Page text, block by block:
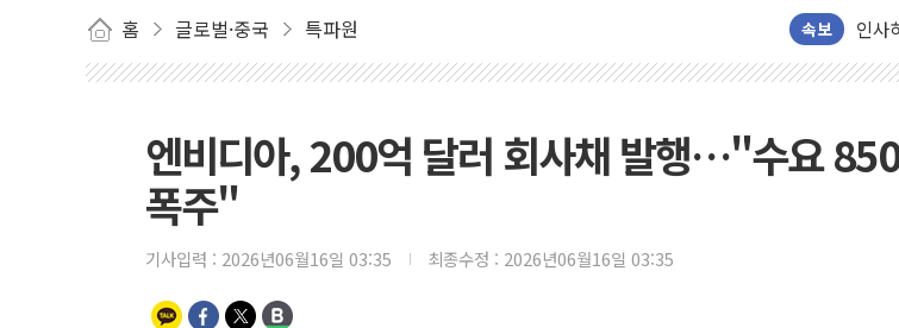
홈 글로벌·중국 특파원 속보
인사
[속
[속
이번
서
엔비디아, 200억 달러 회사채 발행…"수요
폭주"
기사입력 : 2026년06월16일 03:35 최종수정 : 2026년06월16일 03:35